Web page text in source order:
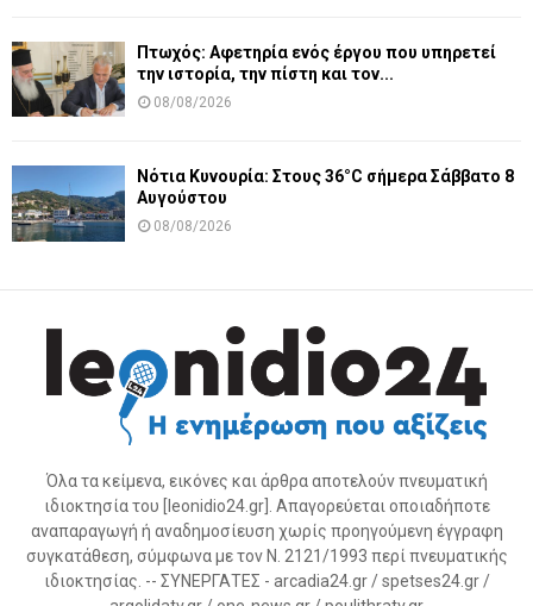
Πτωχός: Αφετηρία ενός έργου που υπηρετεί
την ιστορία, την πίστη και τον...
08/08/2026
Νότια Κυνουρία: Στους 36°C σήμερα Σάββατο 8
Αυγούστου
08/08/2026
Όλα τα κείμενα, εικόνες και άρθρα αποτελούν πνευματική
ιδιοκτησία του [leonidio24.gr]. Απαγορεύεται οποιαδήποτε
αναπαραγωγή ή αναδημοσίευση χωρίς προηγούμενη έγγραφη
συγκατάθεση, σύμφωνα με τον Ν. 2121/1993 περί πνευματικής
ιδιοκτησίας. -- ΣΥΝΕΡΓΑΤΕΣ - arcadia24.gr / spetses24.gr /